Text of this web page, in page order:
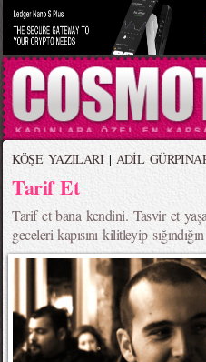
KÖŞE YAZILARI| ADİL
Tarif Et
Tarif et bana kendini. Tasvir et
geceleri kapısını kilitleyip